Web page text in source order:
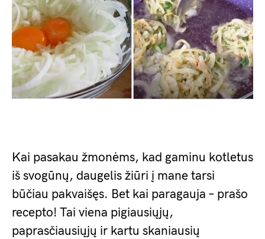
Kai pasakau žmonėms, kad gaminu kotletus
iš svogūnų, daugelis žiūri į mane tarsi
būčiau pakvaišęs. Bet kai paragauja – prašo
recepto! Tai viena pigiausiųjų,
paprasčiausiųjų ir kartu skaniausių